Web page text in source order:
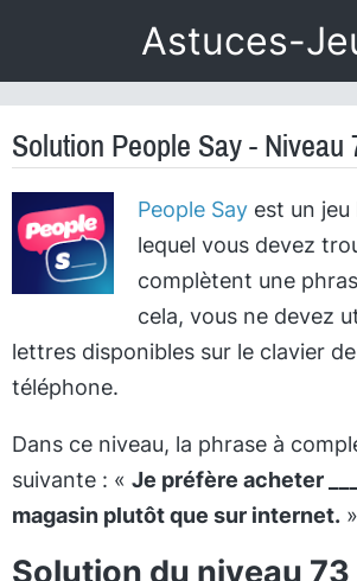
Astuces-
Solution People Say - Niveau
People Sayest un jeu
lequel vous devez
complètent une
cela, vous ne devez
lettres disponibles sur le clavier
téléphone.
Dans ce niveau, la phrase à
suivante : « Je préfère acheter
magasin plutôt que sur internet.
Solution du niveau 73